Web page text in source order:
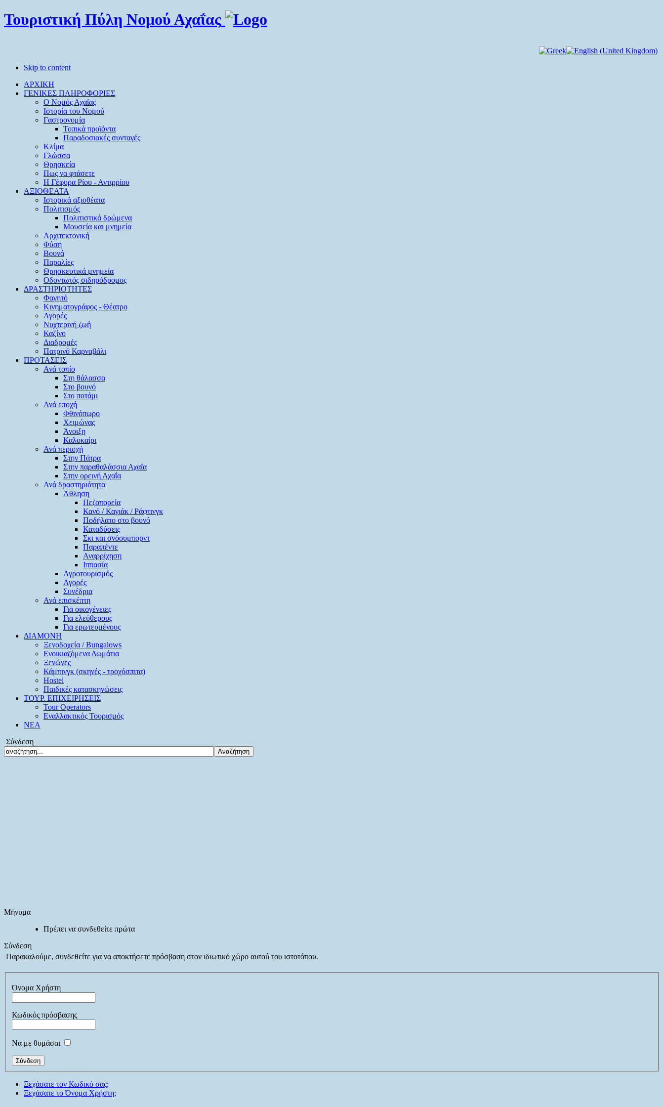
Τουριστική Πύλη Νομού Αχαΐας
Skip to content
ΑΡΧΙΚΗ
ΓΕΝΙΚΕΣ ΠΛΗΡΟΦΟΡΙΕΣ
O Νομός Αχαΐας
Ιστορία του Νομού
Γαστρονομία
Τοπικά προϊόντα
Παραδοσιακές συνταγές
Κλίμα
Γλώσσα
Θρησκεία
Πως να φτάσετε
Η Γέφυρα Ρίου - Αντιρρίου
ΑΞΙΟΘΕΑΤΑ
Ιστορικά αξιοθέατα
Πολιτισμός
Πολιτιστικά δρώμενα
Μουσεία και μνημεία
Αρχιτεκτονική
Φύση
Βουνά
Παραλίες
Θρησκευτικά μνημεία
Οδοντωτός σιδηρόδρομος
ΔΡΑΣΤΗΡΙΟΤΗΤΕΣ
Φαγητό
Κινηματογράφος - Θέατρο
Αγορές
Νυχτερινή ζωή
Καζίνο
Διαδρομές
Πατρινό Καρναβάλι
ΠΡΟΤΑΣΕΙΣ
Ανά τοπίο
Στη θάλασσα
Στο βουνό
Στο ποτάμι
Ανά εποχή
Φθινόπωρο
Χειμώνας
Άνοιξη
Καλοκαίρι
Ανά περιοχή
Στην Πάτρα
Στην παραθαλάσσια Αχαΐα
Στην ορεινή Αχαΐα
Ανά δραστηριότητα
Άθληση
Πεζοπορεία
Κανό / Καγιάκ / Ράφτινγκ
Ποδήλατο στο βουνό
Καταδύσεις
Σκι και σνόουμπορντ
Παραπέντε
Αναρρίχηση
Ιππασία
Αγροτουρισμός
Αγορές
Συνέδρια
Ανά επισκέπτη
Για οικογένειες
Για ελεύθερους
Για ερωτευμένους
ΔΙΑΜΟΝΗ
Ξενοδοχεία / Bungalows
Ενοικιαζόμενα Δωμάτια
Ξενώνες
Κάμπινγκ (σκηνές - τροχόσπιτα)
Hostel
Παιδικές κατασκηνώσεις
ΤΟΥΡ. ΕΠΙΧΕΙΡΗΣΕΙΣ
Tour Operators
Εναλλακτικός Τουρισμός
ΝΕΑ
Σύνδεση
Μήνυμα
Πρέπει να συνδεθείτε πρώτα
Σύνδεση
Παρακαλούμε, συνδεθείτε για να αποκτήσετε πρόσβαση στον ιδιωτικό χώρο αυτού του ιστοτόπου.
Όνομα Χρήστη
Κωδικός πρόσβασης
Να με θυμάσαι
Ξεχάσατε τον Κωδικό σας;
Ξεχάσατε το Όνομα Χρήστη;